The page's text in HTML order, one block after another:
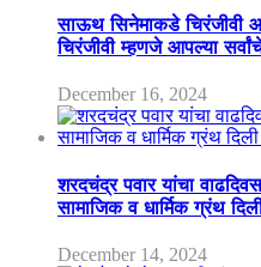
साऊथ सिनेमाकडे चिरंजीवी
चिरंजीवी म्हणजे आपल्या
December 16, 2024
शरदचंद्र पवार यांचा
सामाजिक व धार्मिक ग्रंथ
December 14, 2024